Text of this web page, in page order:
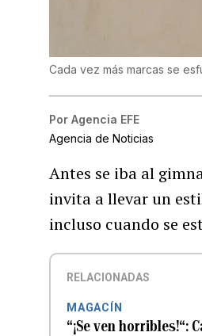
Cada vez más marcas se
Por Agencia EFE
Agencia de Noticias
Antes se iba al
invita a llevar un
incluso cuando se
RELACIONADAS
MAGACÍN
“¡Se ven